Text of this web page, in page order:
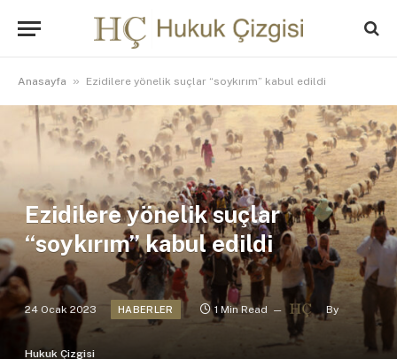
Anasayfa » Ezidilere yönelik suçlar “soykırım” kabul edildi
Ezidilere yönelik suçlar
“soykırım” kabul edildi
24 Ocak 2023 HABERLER 1 Min Read By
Hukuk Çizgisi